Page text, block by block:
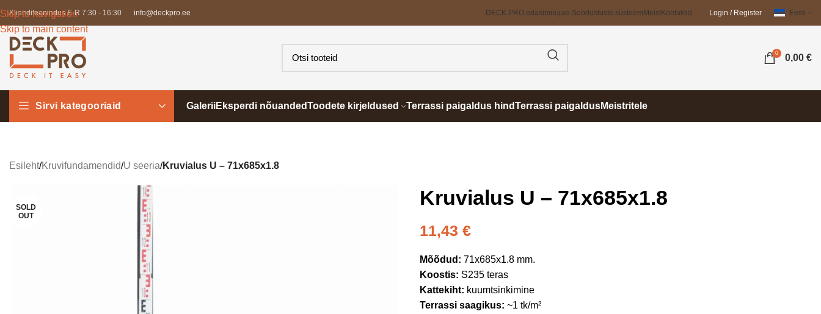
Skip to navigation
Skip to main content
Klienditeenindus E-R 7:30 - 16:30 info@deckpro.ee DECK PRO edasimüüjae-Soodustuste süsteem MeistKontaktid Login / Register Eesti
0 0,00 €
Sirvi kategooriaid GaleriiEksperdi nõuandedToodete kirjeldused Terrassi paigaldus hindTerrassi paigaldusMeistritele
Esileht/Kruvifundamendid/U seeria/Kruvialus U – 71x685x1.8
SOLD
OUT
Kruvialus U – 71x685x1.8
11,43 €
Mõõdud: 71x685x1.8 mm.
Koostis: S235 teras
Kattekiht: kuumtsinkimine
Terrassi saagikus: ~1 tk/m²